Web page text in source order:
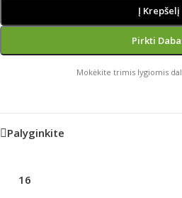
Į Krepšelį
Pirkti
Mokėkite trimis lygiomis
Palyginkite
16